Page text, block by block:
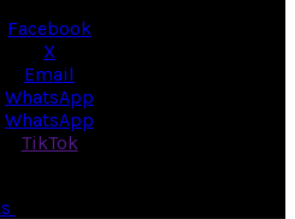
Facebook
X
Email
WhatsApp
WhatsApp
TikTok